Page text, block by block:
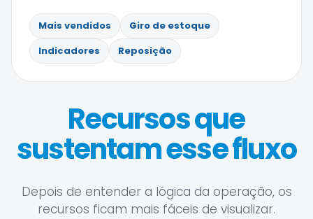
Mais vendidos
Giro de estoque
Indicadores
Reposição
Recursos que
sustentam esse fluxo
Depois de entender a lógica da operação, os
recursos ficam mais fáceis de visualizar.